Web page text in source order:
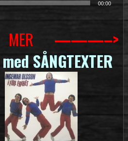
00:00
MER ———–>
med SÅNGTEXTER